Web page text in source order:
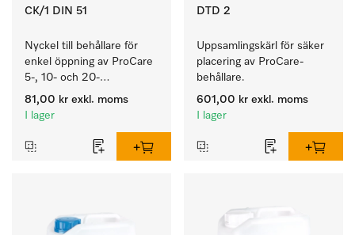
CK/1 DIN 51
Nyckel till behållare för
enkel öppning av ProCare
5-, 10- och 20-
litersbehållare.
81,00 kr exkl. moms
I lager
DTD 2
Uppsamlingskärl för säker
placering av ProCare-
behållare.
601,00 kr exkl. moms
I lager